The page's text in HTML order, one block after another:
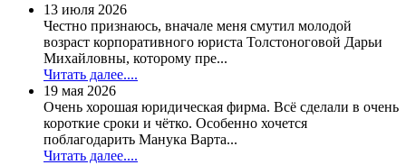
13 июля 2026
Честно признаюсь, вначале меня смутил молодой
возраст корпоративного юриста Толстоноговой Дарьи
Михайловны, которому пре...
Читать далее....
19 мая 2026
Очень хорошая юридическая фирма. Всё сделали в очень
короткие сроки и чётко. Особенно хочется
поблагодарить Манука Варта...
Читать далее....